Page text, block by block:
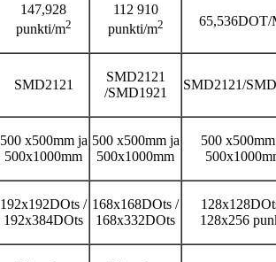
147,928
punkti/m2
112 910
punkti/m2 65,536DOT/
SMD2121
SMD2121
/SMD1921
SMD2121/
500 x500mm ja
500x1000mm
500 x500mm ja
500x1000mm
500
192x192DOts /
192x384DOts
168x168DOts /
168x332DOts
128x256